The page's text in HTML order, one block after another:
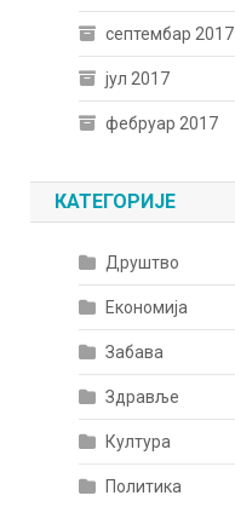
септембар 2017
јул 2017
фебруар 2017
КАТЕГОРИЈЕ
Друштво
Економија
Забава
Здравље
Култура
Политика